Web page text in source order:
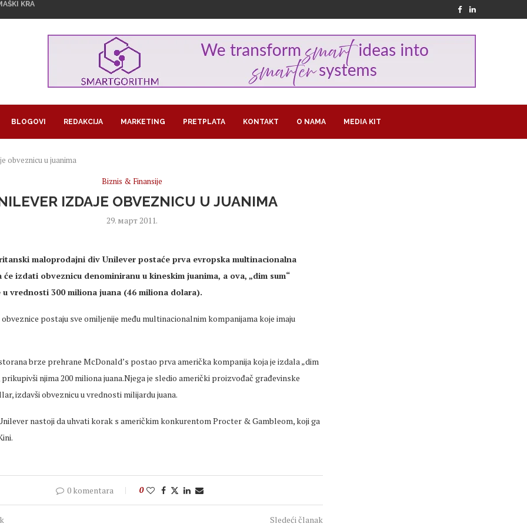
ZNAKU ŽENSKOG...
BLOGOVI REDAKCIJA MARKETING PRETPLATA KONTAKT O NAMA MEDIA KIT
obveznicu u juanima
Biznis & Finansije
IZDAJE OBVEZNICU U JUANIMA
29. март 2011.
maloprodajni div Unilever postaće prva evropska multinacionalna
izdati obveznicu denominiranu u kineskim juanima, a ova, „dim sum“
u vrednosti 300 miliona juana (46 miliona dolara).
obveznice postaju sve omiljenije među multinacionalnim kompanijama koje imaju
brze prehrane McDonald’s postao prva američka kompanija koja je izdala „dim
prikupivši njima 200 miliona juana.Njega je sledio američki proizvođač građevinske
izdavši obveznicu u vrednosti milijardu juana.
nastoji da uhvati korak s američkim konkurentom Procter & Gambleom, koji ga
0 komentara 0
Sledeći članak